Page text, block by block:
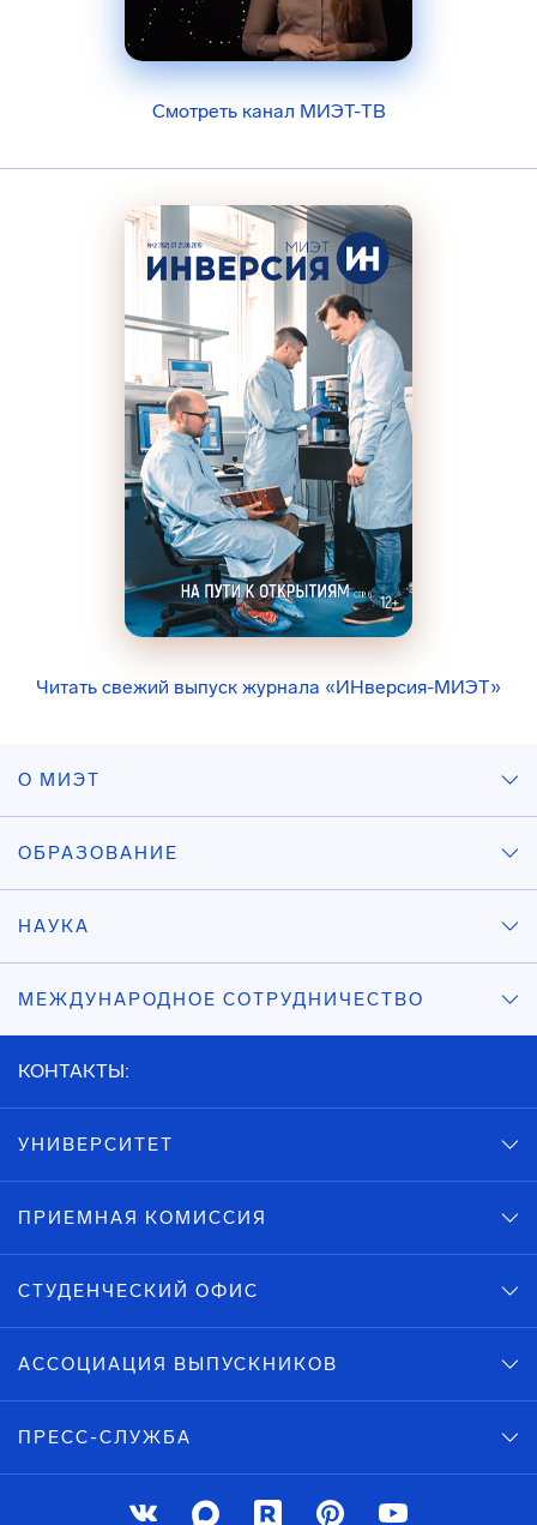
Смотреть канал МИЭТ-ТВ
Читать свежий выпуск журнала «ИНверсия-МИЭТ»
О МИЭТ
ОБРАЗОВАНИЕ
НАУКА
МЕЖДУНАРОДНОЕ СОТРУДНИЧЕСТВО
КОНТАКТЫ:
УНИВЕРСИТЕТ
ПРИЕМНАЯ КОМИССИЯ
СТУДЕНЧЕСКИЙ ОФИС
АССОЦИАЦИЯ ВЫПУСКНИКОВ
ПРЕСС-СЛУЖБА